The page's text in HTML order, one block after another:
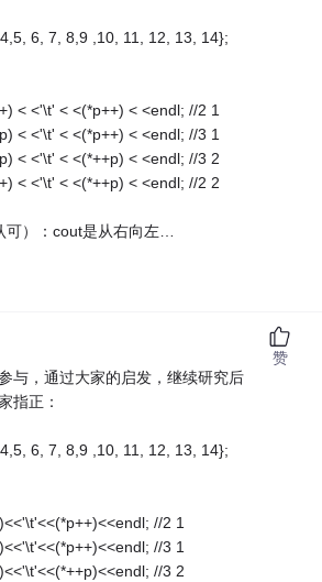
6, 7, 8,9 ,10, 11, 12, 13, 14};
< <'\t' < <(*p++) < <endl; //2 1
< <'\t' < <(*p++) < <endl; //3 1
< <'\t' < <(*++p) < <endl; //3 2
< <'\t' < <(*++p) < <endl; //2 2
可）：cout是从右向左…
与，通过大家的启发，继续研究后
指正：
6, 7, 8,9 ,10, 11, 12, 13, 14};
//2 1
//3 1
//3 2
赞